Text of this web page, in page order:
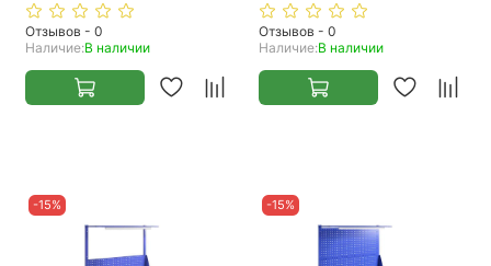
Отзывов - 0
Наличие:В наличии
Отзывов - 0
Наличие:В наличии
-15% -15%